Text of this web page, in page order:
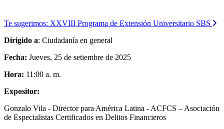
Te sugerimos: XXVIII Programa de Extensión Universitario SBS
Dirigido a: Ciudadanía en general
Fecha: Jueves, 25 de setiembre de 2025
Hora: 11:00 a. m.
Expositor:
Gonzalo Vila - Director para América Latina - ACFCS – Asociación
de Especialistas Certificados en Delitos Financieros